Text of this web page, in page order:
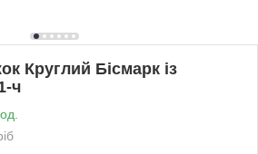
Круглий Бісмарк із
ч